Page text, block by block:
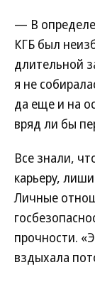
— В
КГБ был
длительной
я не
да еще и на
вряд ли бы
Все знали,
карьеру,
Личные
прочности.
вздыхала